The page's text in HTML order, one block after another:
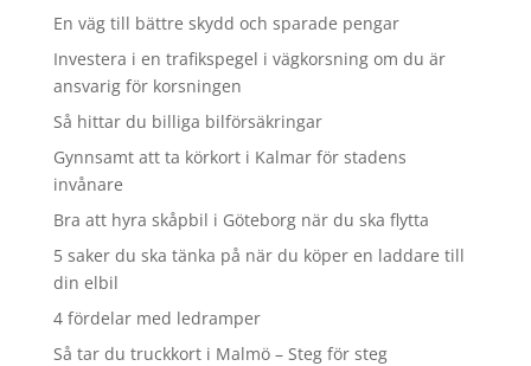
En väg till bättre skydd och sparade pengar
Investera i en trafikspegel i vägkorsning om du är
ansvarig för korsningen
Så hittar du billiga bilförsäkringar
Gynnsamt att ta körkort i Kalmar för stadens
invånare
Bra att hyra skåpbil i Göteborg när du ska flytta
5 saker du ska tänka på när du köper en laddare till
din elbil
4 fördelar med ledramper
Så tar du truckkort i Malmö – Steg för steg